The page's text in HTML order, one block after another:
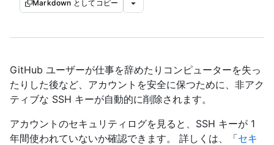
Markdown としてコピー
GitHub ユーザーが仕事を辞めたりコンピューターを失っ
たりした後など、アカウントを安全に保つために、非アク
ティブな SSH キーが自動的に削除されます。
アカウントのセキュリティログを見ると、SSH キーが 1
年間使われていないか確認できます。 詳しくは、「セキ